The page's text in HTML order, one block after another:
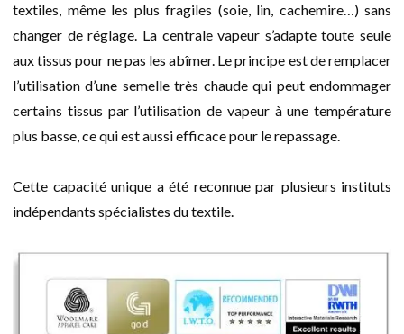
textiles, même les plus fragiles (soie, lin, cachemire…) sans
changer de réglage. La centrale vapeur s’adapte toute seule
aux tissus pour ne pas les abîmer. Le principe est de remplacer
l’utilisation d’une semelle très chaude qui peut endommager
certains tissus par l’utilisation de vapeur à une température
plus basse, ce qui est aussi efficace pour le repassage.
Cette capacité unique a été reconnue par plusieurs instituts
indépendants spécialistes du textile.